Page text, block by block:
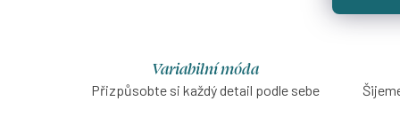
Variabilní móda
Přizpůsobte si každý detail podle sebe